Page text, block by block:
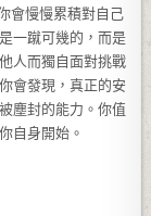
會慢慢累積對自己
一蹴可幾的，而是
人而獨自面對挑戰
會發現，真正的安
塵封的能力。你值
自身開始。